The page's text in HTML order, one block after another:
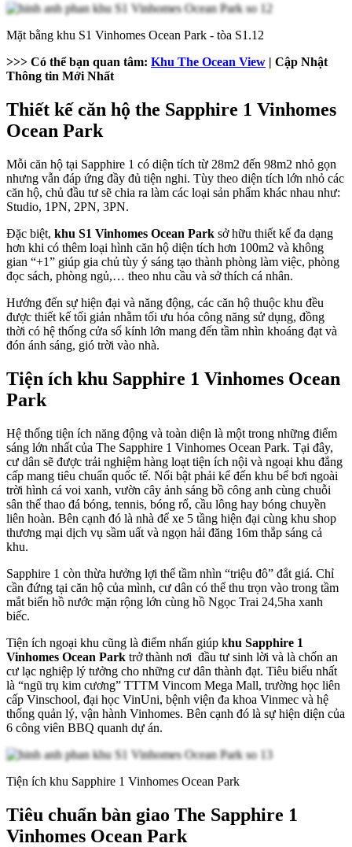
Mặt bằng khu S1 Vinhomes Ocean Park - tòa S1.12
>>> Có thể bạn quan tâm: Khu The Ocean View | Cập Nhật
Thông tin Mới Nhất
Thiết kế căn hộ the Sapphire 1 Vinhomes
Ocean Park
Mỗi căn hộ tại Sapphire 1 có diện tích từ 28m2 đến 98m2 nhỏ gọn
nhưng vẫn đáp ứng đầy đủ tiện nghi. Tùy theo diện tích lớn nhỏ các
căn hộ, chủ đầu tư sẽ chia ra làm các loại sản phẩm khác nhau như:
Studio, 1PN, 2PN, 3PN.
Đặc biệt, khu S1 Vinhomes Ocean Park sở hữu thiết kế đa dạng
hơn khi có thêm loại hình căn hộ diện tích hơn 100m2 và không
gian “+1” giúp gia chủ tùy ý sáng tạo thành phòng làm việc, phòng
đọc sách, phòng ngủ,… theo nhu cầu và sở thích cá nhân.
Hướng đến sự hiện đại và năng động, các căn hộ thuộc khu đều
được thiết kế tối giản nhằm tối ưu hóa công năng sử dụng, đồng
thời có hệ thống cửa sổ kính lớn mang đến tầm nhìn khoáng đạt và
đón ánh sáng, gió trời vào nhà.
Tiện ích khu Sapphire 1 Vinhomes Ocean
Park
Hệ thống tiện ích năng động và toàn diện là một trong những điểm
sáng lớn nhất của The Sapphire 1 Vinhomes Ocean Park. Tại đây,
cư dân sẽ được trải nghiệm hàng loạt tiện ích nội và ngoại khu đẳng
cấp mang tiêu chuẩn quốc tế. Nổi bật phải kể đến khu bể bơi ngoài
trời hình cá voi xanh, vườn cây ảnh sáng bồ công anh cùng chuỗi
sân thể thao đá bóng, tennis, bóng rổ, cầu lông hay bóng chuyền
liên hoàn. Bên cạnh đó là nhà để xe 5 tầng hiện đại cùng khu shop
thương mại dịch vụ sầm uất và ngọn hải đăng 16m thắp sáng cả
khu.
Sapphire 1 còn thừa hưởng lợi thế tầm nhìn “triệu đô” đắt giá. Chỉ
cần đứng tại căn hộ của mình, cư dân có thể thu trọn vào trong tầm
mắt biển hồ nước mặn rộng lớn cùng hồ Ngọc Trai 24,5ha xanh
biếc.
Tiện ích ngoại khu cũng là điểm nhấn giúp khu Sapphire 1
Vinhomes Ocean Park trở thành nơi đầu tư sinh lời và là chốn an
cư lạc nghiệp lý tưởng cho những cư dân thành đạt. Tiêu biểu nhất
là “ngũ trụ kim cương” TTTM Vincom Mega Mall, trường học liên
cấp Vinschool, đại học VinUni, bệnh viện đa khoa Vinmec và hệ
thống quản lý, vận hành Vinhomes. Bên cạnh đó là sự hiện diện của
6 công viên BBQ quanh dự án.
Tiện ích khu Sapphire 1 Vinhomes Ocean Park
Tiêu chuẩn bàn giao The Sapphire 1
Vinhomes Ocean Park